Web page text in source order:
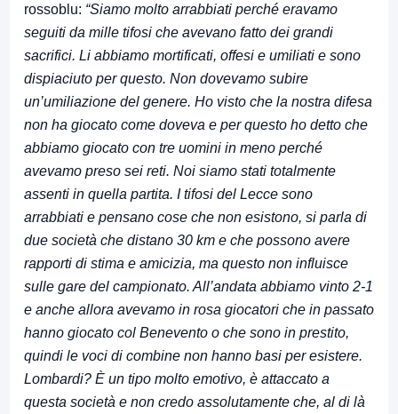
rossoblu: “Siamo molto arrabbiati perché eravamo
seguiti da mille tifosi che avevano fatto dei grandi
sacrifici. Li abbiamo mortificati, offesi e umiliati e sono
dispiaciuto per questo. Non dovevamo subire
un’umiliazione del genere. Ho visto che la nostra difesa
non ha giocato come doveva e per questo ho detto che
abbiamo giocato con tre uomini in meno perché
avevamo preso sei reti. Noi siamo stati totalmente
assenti in quella partita. I tifosi del Lecce sono
arrabbiati e pensano cose che non esistono, si parla di
due società che distano 30 km e che possono avere
rapporti di stima e amicizia, ma questo non influisce
sulle gare del campionato. All’andata abbiamo vinto 2-1
e anche allora avevamo in rosa giocatori che in passato
hanno giocato col Benevento o che sono in prestito,
quindi le voci di combine non hanno basi per esistere.
Lombardi? È un tipo molto emotivo, è attaccato a
questa società e non credo assolutamente che, al di là